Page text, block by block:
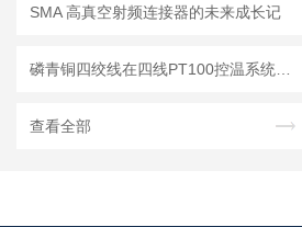
SMA 高真空射频连接器的未来成长记
查看全部